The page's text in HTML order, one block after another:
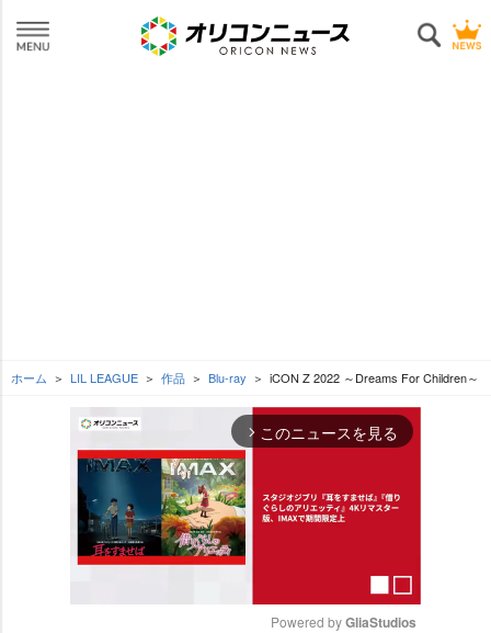
ホーム LIL LEAGUE 作品 Blu-ray iCON Z 2022 ～Dreams For Children～
arrow_forward_ios このニュースを見る
Powered by GliaStudios